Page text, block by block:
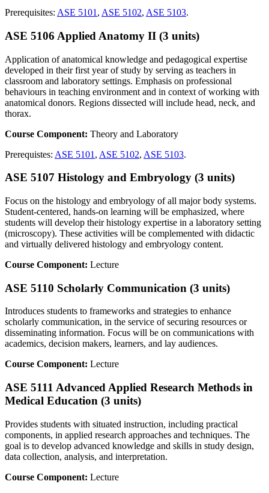
Prerequisites: ASE 5101 , ASE 5102, ASE 5103.
ASE 5106 Applied Anatomy II (3 units)
Application of anatomical knowledge and pedagogical expertise
developed in their first year of study by serving as teachers in
classroom and laboratory settings. Emphasis on professional
behaviours in teaching environment and in context of working with
anatomical donors. Regions dissected will include head, neck, and
thorax.
Course Component: Theory and Laboratory
Prerequistes: ASE 5101 , ASE 5102, ASE 5103.
ASE 5107 Histology and Embryology (3 units)
Focus on the histology and embryology of all major body systems.
Student-centered, hands-on learning will be emphasized, where
students will develop their histology expertise in a laboratory setting
(microscopy). These activities will be complemented with didactic
and virtually delivered histology and embryology content.
Course Component: Lecture
ASE 5110 Scholarly Communication (3 units)
Introduces students to frameworks and strategies to enhance
scholarly communication, in the service of securing resources or
disseminating information. Focus will be on communications with
academics, decision makers, learners, and lay audiences.
Course Component: Lecture
ASE 5111 Advanced Applied Research Methods in
Medical Education (3 units)
Provides students with situated instruction, including practical
components, in applied research approaches and techniques. The
goal is to develop advanced knowledge and skills in study design,
data collection, analysis, and interpretation.
Course Component: Lecture